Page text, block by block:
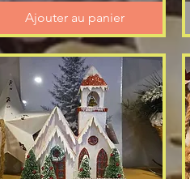
Ajouter au panier